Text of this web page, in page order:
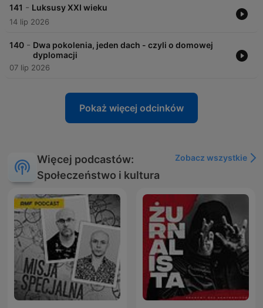
141 - Luksusy XXI wieku
14 lip 2026
140 - Dwa pokolenia, jeden dach - czyli o domowej
dyplomacji
07 lip 2026
Pokaż więcej odcinków
Więcej podcastów:
Społeczeństwo i kultura
Zobacz wszystkie